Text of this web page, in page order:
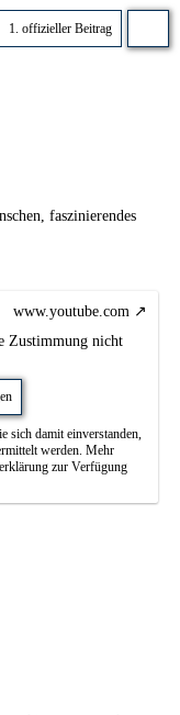
1. offizieller Beitrag
faszinierendes
www.youtube.com
Zustimmung nicht
sich damit einverstanden,
werden. Mehr
zur Verfügung